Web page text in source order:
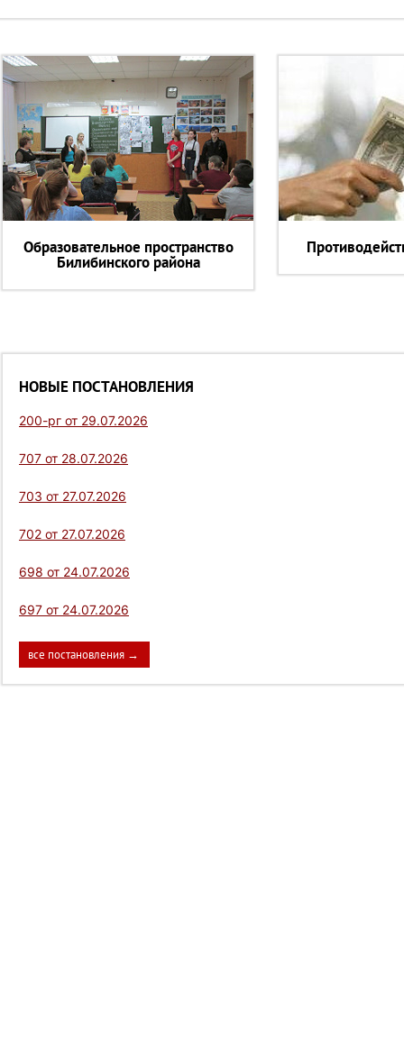
Образовательное пространство
Билибинского района
НОВЫЕ ПОСТАНОВЛЕНИЯ
200-рг от 29.07.2026
707 от 28.07.2026
703 от 27.07.2026
702 от 27.07.2026
698 от 24.07.2026
697 от 24.07.2026
все постановления →